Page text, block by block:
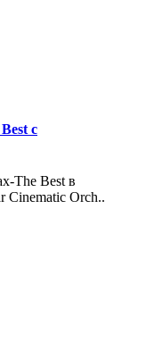
с
The Best в
Cinematic Orch..